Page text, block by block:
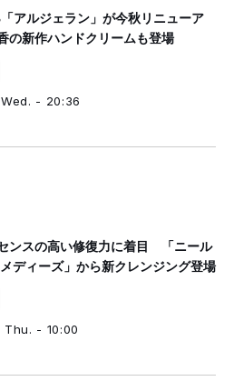
アルジェラン」が今秋リニューア
新作ハンドクリームも登場
- 20:36
ンスの高い修復力に着目 「ニール
ディーズ」から新クレンジング登場
Thu. - 10:00